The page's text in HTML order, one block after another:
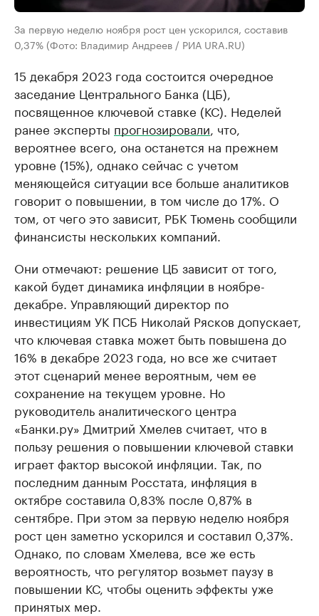
За первую неделю ноября рост цен ускорился, составив
0,37% (Фото: Владимир Андреев / РИА URA.RU)
15 декабря 2023 года состоится очередное
заседание Центрального Банка (ЦБ),
посвященное ключевой ставке (КС). Неделей
ранее эксперты прогнозировали, что,
вероятнее всего, она останется на прежнем
уровне (15%), однако сейчас с учетом
меняющейся ситуации все больше аналитиков
говорит о повышении, в том числе до 17%. О
том, от чего это зависит, РБК Тюмень сообщили
финансисты нескольких компаний.
Они отмечают: решение ЦБ зависит от того,
какой будет динамика инфляции в ноябре-
декабре. Управляющий директор по
инвестициям УК ПСБ Николай Рясков допускает,
что ключевая ставка может быть повышена до
16% в декабре 2023 года, но все же считает
этот сценарий менее вероятным, чем ее
сохранение на текущем уровне. Но
руководитель аналитического центра
«Банки.ру» Дмитрий Хмелев считает, что в
пользу решения о повышении ключевой ставки
играет фактор высокой инфляции. Так, по
последним данным Росстата, инфляция в
октябре составила 0,83% после 0,87% в
сентябре. При этом за первую неделю ноября
рост цен заметно ускорился и составил 0,37%.
Однако, по словам Хмелева, все же есть
вероятность, что регулятор возьмет паузу в
повышении КС, чтобы оценить эффекты уже
принятых мер.